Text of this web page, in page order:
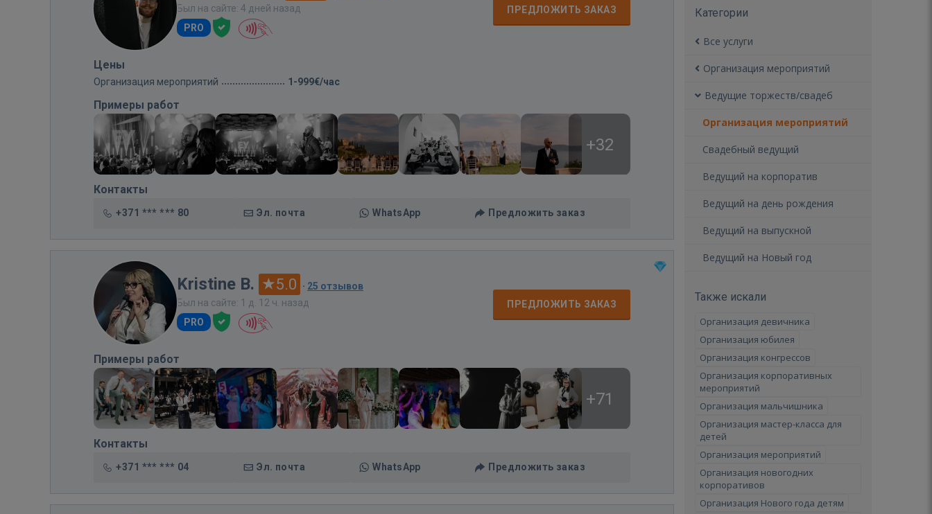
Был на сайте: 4 дней назад
PRO
ПРЕДЛОЖИТЬ ЗАКАЗ
Цены
Организация мероприятий 1-999€/час
Примеры работ
+32
Контакты
+371 *** *** 80 Эл. почта WhatsApp Предложить заказ
Kristine B. 5.0 · 25 отзывов
Был на сайте: 1 д. 12 ч. назад
PRO
ПРЕДЛОЖИТЬ ЗАКАЗ
Примеры работ
+71
Контакты
+371 *** *** 04 Эл. почта WhatsApp Предложить заказ
Категории
Все услуги
Организация мероприятий
Ведущие торжеств/свадеб
Организация мероприятий
Свадебный ведущий
Ведущий на корпоратив
Ведущий на день рождения
Ведущий на выпускной
Ведущий на Новый год
Также искали
Организация девичника
Организация юбилея
Организация конгрессов
Организация корпоративных
мероприятий
Организация мальчишника
Организация мастер-класса для
детей
Организация мероприятий
Организация новогодних
корпоративов
Организация Нового года детям